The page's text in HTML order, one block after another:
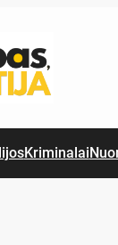
Kriminalai